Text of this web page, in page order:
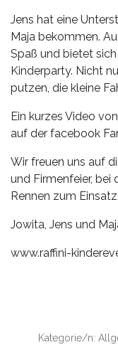
Jens hat eine
Maja bekommen.
Spaß und bietet
Kinderparty. Nicht
putzen, die kleine
Ein kurzes Video
auf der facebook
Wir freuen uns auf
und Firmenfeier, bei
Rennen zum
Jowita, Jens und
www.raffini-
Kategorie/n: